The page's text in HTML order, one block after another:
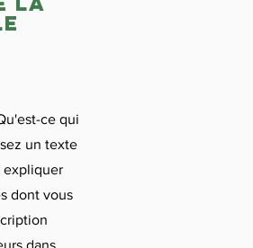
ce qui
un texte
expliquer
dont vous
dans